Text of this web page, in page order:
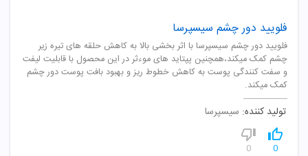
فلویید دور چشم سیسپرسا
فلویید دور چشم سیسپرسا با اثر بخشی بالا به کاهش حلقه های تیره زیر
چشم کمک میکند،همچنین پپتاید های موءثر در این محصول با قابلیت لیفت
و سفت کنندگی پوست به کاهش خطوط ریز و بهبود بافت پوست دور چشم
کمک میکند.
تولید کننده: سیسپرسا
0
0